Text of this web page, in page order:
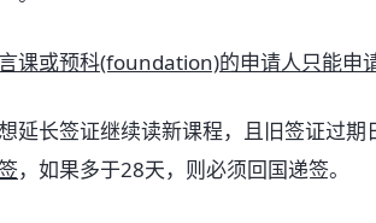
课或预科(foundation)的申请人只能申
延长签证继续读新课程，且旧签证过期
，如果多于28天，则必须回国递签。